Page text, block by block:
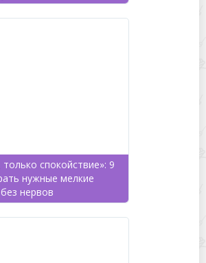
спокойствие»: 9
нужные мелкие
нервов